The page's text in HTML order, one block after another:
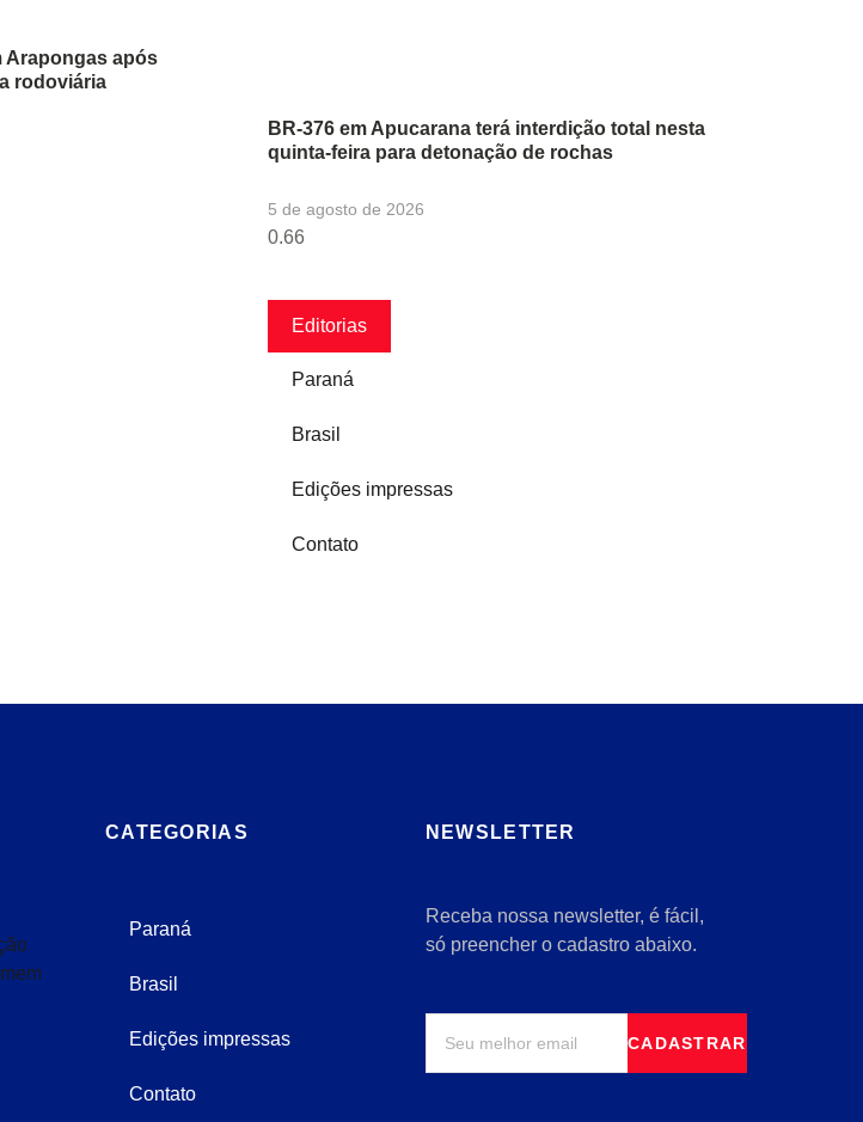
Arapongas após
rodoviária
BR-376 em Apucarana terá interdição total nesta
quinta-feira para detonação de rochas
5 de agosto de 2026
Editorias
Paraná
Brasil
Edições impressas
Contato
CATEGORIAS
Paraná
Brasil
Edições impressas
Contato
NEWSLETTER
Receba nossa newsletter, é fácil,
só preencher o cadastro abaixo.
CADASTRAR